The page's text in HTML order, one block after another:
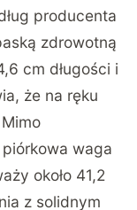
producenta
zdrowotną
cm długości i
że na ręku
waga
około 41,2
z solidnym